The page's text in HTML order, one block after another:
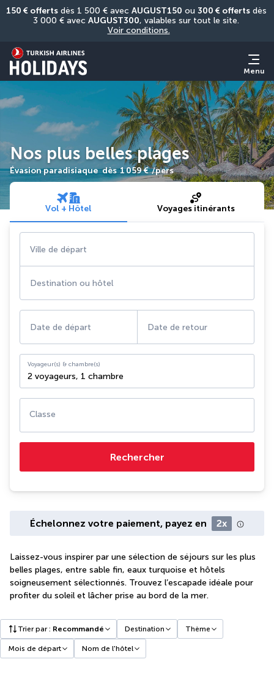
150 € offerts dès 1 500 € avec AUGUST150 ou 300 € offerts dès
3 000 € avec AUGUST300
Voir conditions.
Menu
Nos plus belles plages
Évasion paradisiaque dès 1 059 € /pers
Vol + Hôtel Voyages itinérants
Ville de départ
Destination ou hôtel
Date de départ Date de retour
Voyageur(s) & chambre(s)
2 voyageurs, 1 chambre
Classe
Rechercher
Échelonnez votre paiement, payez en 2x
Laissez-vous inspirer par une sélection de séjours sur les plus
belles plages, entre sable fin, eaux turquoise et hôtels
soigneusement sélectionnés. Trouvez l’escapade idéale pour
profiter du soleil et lâcher prise au bord de la mer.
Trier par: Recommandé Destination Thème
Mois de départ Nom de l'hôtel